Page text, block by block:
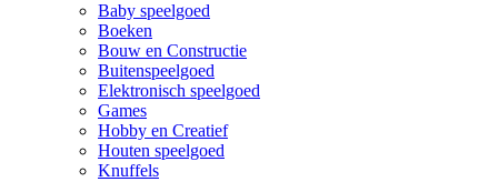
Baby speelgoed
Boeken
Bouw en Constructie
Buitenspeelgoed
Elektronisch speelgoed
Games
Hobby en Creatief
Houten speelgoed
Knuffels